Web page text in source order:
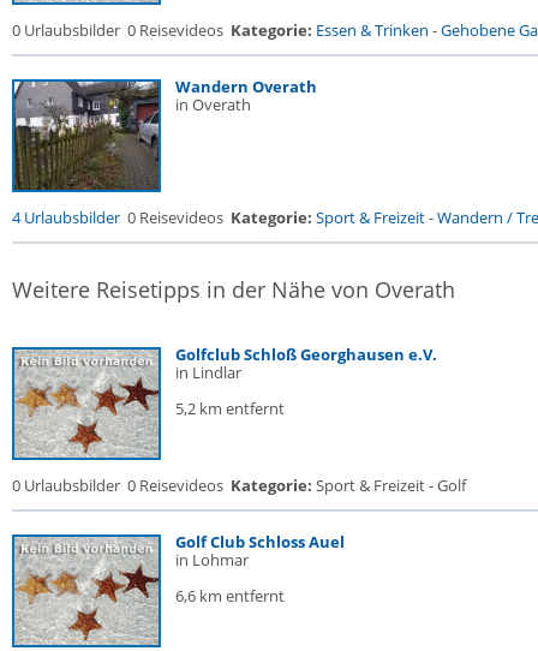
0 Urlaubsbilder 0 Reisevideos Kategorie: Essen & Trinken -Gehobene
Wandern Overath
in Overath
4 Urlaubsbilder 0 Reisevideos Kategorie: Sport & Freizeit-Wandern /
Weitere Reisetipps in der Nähe von Overath
Golfclub Schloß Georghausen e.V.
in Lindlar
5,2 km entfernt
0 Urlaubsbilder 0 Reisevideos Kategorie: Sport & Freizeit - Golf
Golf Club Schloss Auel
in Lohmar
6,6 km entfernt